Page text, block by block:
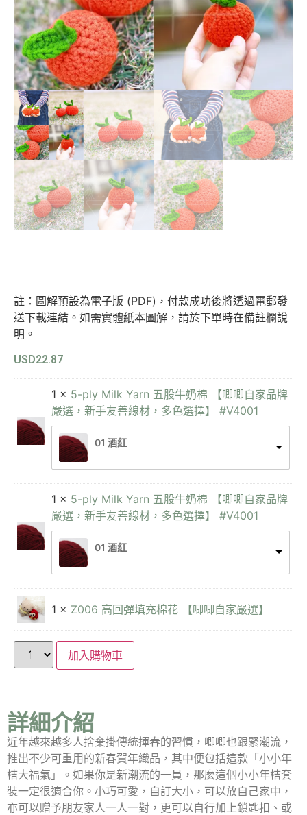
註：圖解預設為電子版 (PDF)，付款成功後將透過電郵發
送下載連結。如需實體紙本圖解，請於下單時在備註欄說
明。
USD22.87
1 × 5-ply Milk Yarn 五股牛奶棉 【唧唧自家品牌
嚴選，新手友善線材，多色選擇】 #V4001
01 酒紅
1 × 5-ply Milk Yarn 五股牛奶棉 【唧唧自家品牌
嚴選，新手友善線材，多色選擇】 #V4001
01 酒紅
1 × Z006 高回彈填充棉花 【唧唧自家嚴選】
加入購物車
詳細介紹
近年越來越多人捨棄掛傳統揮春的習慣，唧唧也跟緊潮流，
推出不少可重用的新春賀年織品，其中便包括這款「小小年
桔大福氣」。如果你是新潮流的一員，那麼這個小小年桔套
裝一定很適合你。小巧可愛，自訂大小，可以放自己家中，
亦可以贈予朋友家人一人一對，更可以自行加上鎖匙扣、或